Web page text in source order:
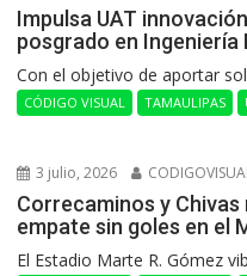
Impulsa UAT
posgrado en
Con el objetivo de aportar
CÓDIGO VISUAL TAMAULIPAS
3 julio, 2026
Correcaminos y
empate sin goles en el
El Estadio Marte R. Gómez